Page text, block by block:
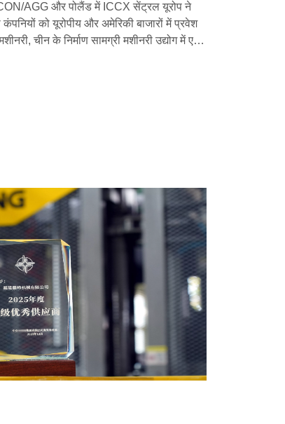
AGG और पोलैंड में ICCX सेंट्रल यूरोप ने
को यूरोपीय और अमेरिकी बाजारों में प्रवेश
चीन के निर्माण सामग्री मशीनरी उद्योग में एक